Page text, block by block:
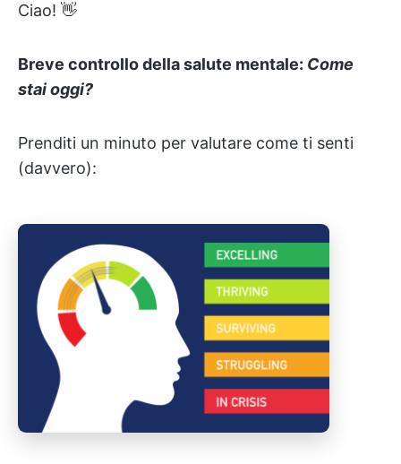
Ciao! 👋
Breve controllo della salute mentale: Come
stai oggi?
Prenditi un minuto per valutare come ti senti
(davvero):